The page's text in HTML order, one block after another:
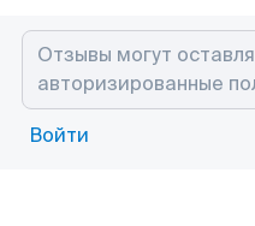
Войти